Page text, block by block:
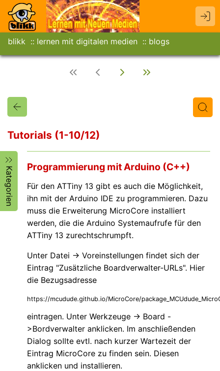
blikk lernen mit digitalen medien blogs
Tutorials (1-10/12)
Kategorien Programmierung mit Arduino (C++)
Für den ATTiny 13 gibt es auch die Möglichkeit,
ihn mit der Arduino IDE zu programmieren. Dazu
muss die Erweiterung MicroCore installiert
werden, die die Arduino Systemaufrufe für den
ATTiny 13 zurechtschrumpft.
Unter Datei -> Voreinstellungen findet sich der
Eintrag "Zusätzliche Boardverwalter-URLs". Hier
die Bezugsadresse
https://mcudude.github.io/MicroCore/
eintragen. Unter Werkzeuge -> Board -
>Bordverwalter anklicken. Im anschließenden
Dialog sollte evtl. nach kurzer Wartezeit der
Eintrag MicroCore zu finden sein. Diesen
anklicken und installieren.